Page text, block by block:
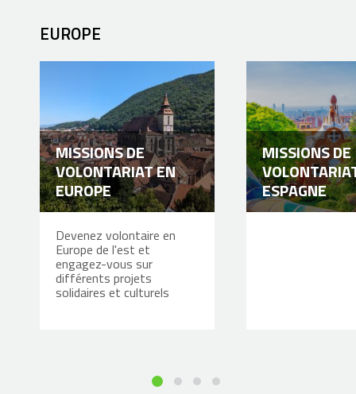
EUROPE
MISSIONS DE
VOLONTARIAT EN
EUROPE
Devenez volontaire en
Europe de l'est et
engagez-vous sur
différents projets
solidaires et culturels
MISSIONS DE
ESPAGNE